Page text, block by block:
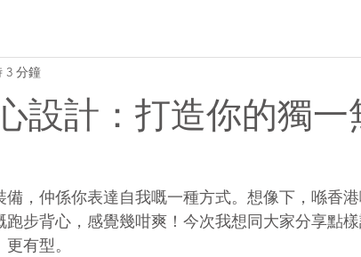
設計：打造你的獨一
3 分鐘
，仲係你表達自我嘅一種方式。想像下，喺香
步背心，感覺幾咁爽！今次我想同大家分享點
有型。